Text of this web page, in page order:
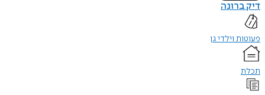
דיק ברונה
פעוטות וילדי גן
תכלת